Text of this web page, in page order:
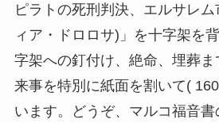
ピラトの死刑判決、エルサレ
ィア・ドロロサ)」を十字架を
字架への釘付け、絶命、埋葬
来事を特別に紙面を割いて(
います。どうぞ、マルコ福音